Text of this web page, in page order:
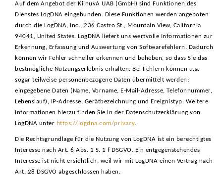
Auf dem Angebot der KilnuvA UAB (GmbH) sind Funktionen des
Dienstes LogDNA eingebunden. Diese Funktionen werden angeboten
durch die LogDNA, Inc., 236 Castro St., Mountain View, California
94041, United States. LogDNA liefert uns wertvolle Informationen zur
Erkennung, Erfassung und Auswertung von Softwarefehlern. Dadurch
können wir Fehler schneller erkennen und beheben, so dass Sie das
bestmögliche Nutzungserlebnis erhalten. Bei Fehlern können u.a.
sogar teilweise personenbezogene Daten übermittelt werden:
eingegebene Daten (Name, Vorname, E-Mail-Adresse, Telefonnummer,
Lebenslauf), IP-Adresse, Gerätbezeichnung und Ereignistyp. Weitere
Informationen hierzu finden Sie in der Datenschutzerklärung von
LogDNA unter https://logdna.com/privacy.
Die Rechtsgrundlage für die Nutzung von LogDNA ist ein berechtigtes
Interesse nach Art. 6 Abs. 1 S. 1 f DSGVO. Ein entgegenstehendes
Interesse ist nicht ersichtlich, weil wir mit LogDNA einen Vertrag nach
Art. 28 DSGVO abgeschlossen haben.